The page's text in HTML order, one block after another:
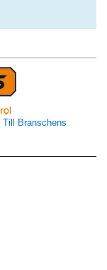
Till Branschens